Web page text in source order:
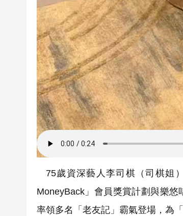
75歲資深藝人李司棋（司棋姐
MoneyBack」會員獎賞計劃與樂
率領多名「老友記」霸氣登場，為